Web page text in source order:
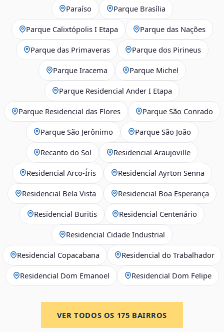
Paraíso Parque Brasília
Parque Calixtópolis I Etapa Parque das Nações
Parque das Primaveras Parque dos Pirineus
Parque Iracema Parque Michel
Parque Residencial Ander I Etapa
Parque Residencial das Flores Parque São Conrado
Parque São Jerônimo Parque São João
Recanto do Sol Residencial Araujoville
Residencial Arco‑Íris Residencial Ayrton Senna
Residencial Bela Vista Residencial Boa Esperança
Residencial Buritis Residencial Centenário
Residencial Cidade Industrial
Residencial Copacabana Residencial do Trabalhador
Residencial Dom Emanoel Residencial Dom Felipe
VER TODOS OS 175 BAIRROS